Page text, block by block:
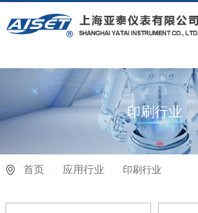
首页
产品世界
应用行业
印刷行业
首页 应用行业 印刷行业